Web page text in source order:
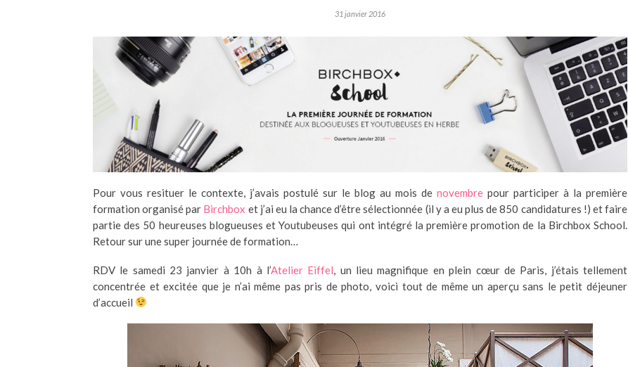
31 janvier 2016
Pour vous resituer le contexte, j’avais postulé sur le blog au mois de novembre pour participer à la première
formation organisé par Birchbox et j’ai eu la chance d’être sélectionnée (il y a eu plus de 850 candidatures !) et faire
partie des 50 heureuses blogueuses et Youtubeuses qui ont intégré la première promotion de la Birchbox School.
Retour sur une super journée de formation…
RDV le samedi 23 janvier à 10h à l’Atelier Eiffel, un lieu magnifique en plein cœur de Paris, j’étais tellement
concentrée et excitée que je n’ai même pas pris de photo, voici tout de même un aperçu sans le petit déjeuner
d’accueil